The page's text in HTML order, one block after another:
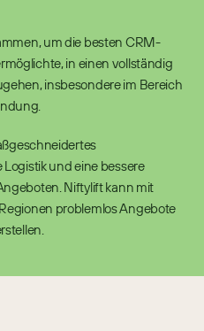
um die besten CRM-
in einen vollständig
insbesondere im Bereich
und eine bessere
Niftylift kann mit
problemlos Angebote